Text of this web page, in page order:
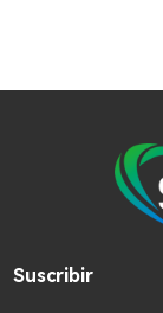
Suscribir